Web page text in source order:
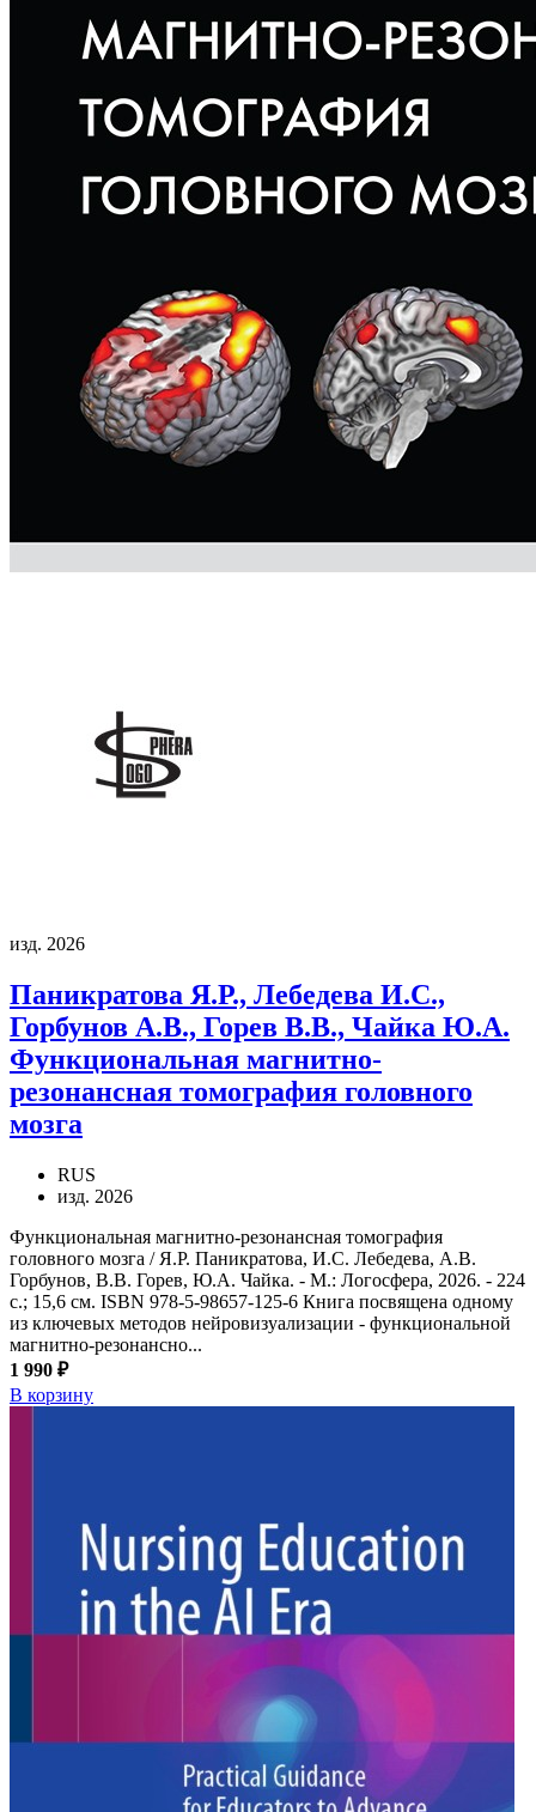
изд. 2026
Паникратова Я.Р., Лебедева И.С.,
Горбунов А.В., Горев В.В., Чайка Ю.А.
Функциональная магнитно-
резонансная томография головного
мозга
RUS
изд. 2026
Функциональная магнитно-резонансная томография
головного мозга / Я.Р. Паникратова, И.С. Лебедева, А.В.
Горбунов, В.В. Горев, Ю.А. Чайка. - М.: Логосфера, 2026. - 224
с.; 15,6 см. ISBN 978-5-98657-125-6 Книга посвящена одному
из ключевых методов нейровизуализации - функциональной
магнитно-резонансно...
1 990 ₽
В корзину